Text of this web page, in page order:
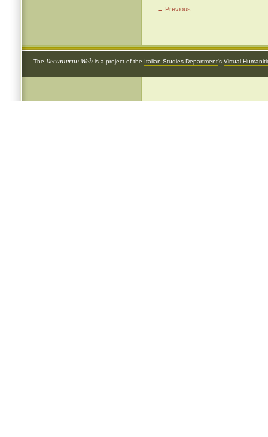
← Previous
The Decameron Web is a project of the Italian Studies Department's Virtual